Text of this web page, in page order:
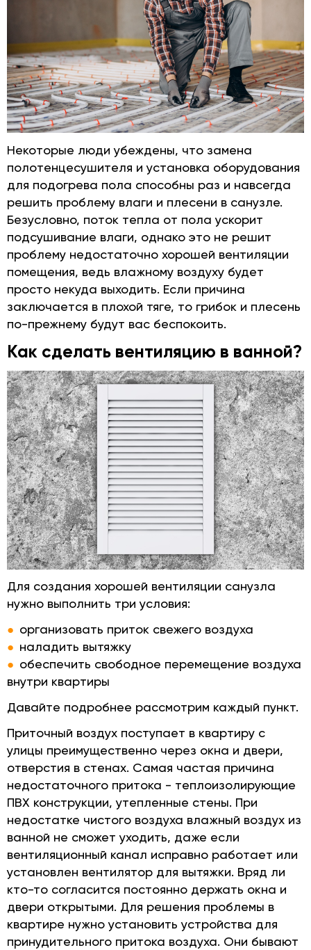
Некоторые люди убеждены, что замена
полотенцесушителя и установка оборудования
для подогрева пола способны раз и навсегда
решить проблему влаги и плесени в санузле.
Безусловно, поток тепла от пола ускорит
подсушивание влаги, однако это не решит
проблему недостаточно хорошей вентиляции
помещения, ведь влажному воздуху будет
просто некуда выходить. Если причина
заключается в плохой тяге, то грибок и плесень
по-прежнему будут вас беспокоить.
Как сделать вентиляцию в ванной?
Для создания хорошей вентиляции санузла
нужно выполнить три условия:
организовать приток свежего воздуха
наладить вытяжку
обеспечить свободное перемещение воздуха
внутри квартиры
Давайте подробнее рассмотрим каждый пункт.
Приточный воздух поступает в квартиру с
улицы преимущественно через окна и двери,
отверстия в стенах. Самая частая причина
недостаточного притока - теплоизолирующие
ПВХ конструкции, утепленные стены. При
недостатке чистого воздуха влажный воздух из
ванной не сможет уходить, даже если
вентиляционный канал исправно работает или
установлен вентилятор для вытяжки. Вряд ли
кто-то согласится постоянно держать окна и
двери открытыми. Для решения проблемы в
квартире нужно установить устройства для
принудительного притока воздуха. Они бывают